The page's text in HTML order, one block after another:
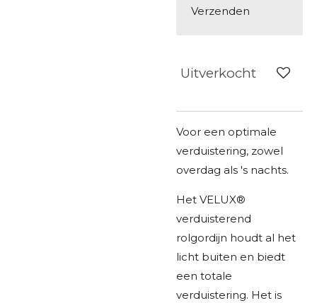
Verzenden
Uitverkocht
Voor een optimale
verduistering, zowel
overdag als 's nachts.
Het VELUX®
verduisterend
rolgordijn houdt al het
licht buiten en biedt
een totale
verduistering. Het is